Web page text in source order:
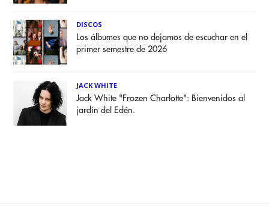
DISCOS
Los álbumes que no dejamos de escuchar en el
primer semestre de 2026
JACK WHITE
Jack White "Frozen Charlotte": Bienvenidos al
jardín del Edén.